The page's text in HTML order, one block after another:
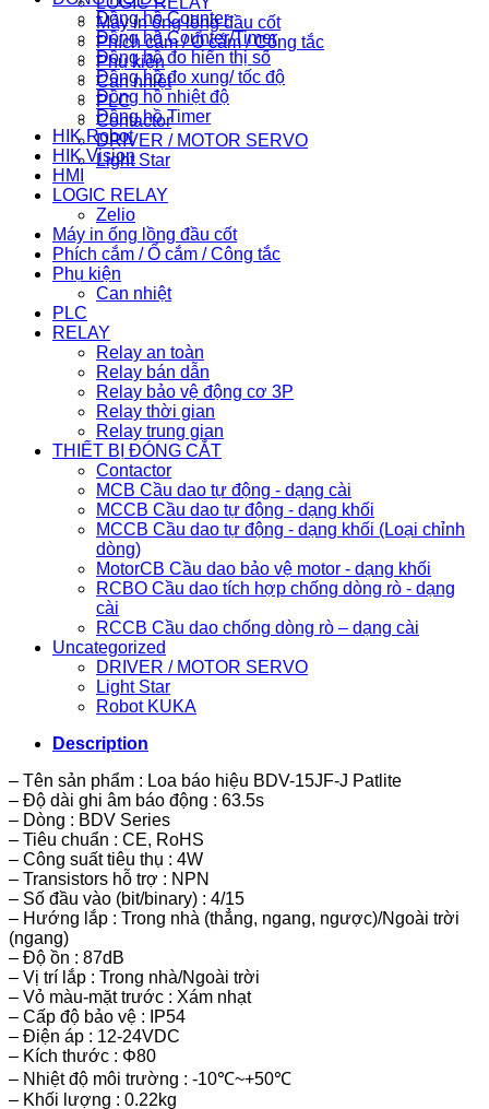
Máy in ống lồng đầu cốt
Phích cắm / Ổ cắm / Công tắc
Phụ kiện
Can nhiệt
PLC
Contactor
DRIVER / MOTOR SERVO
Light Star
Đồng hồ Counter
Đồng hồ Counter/Timer
Đồng hồ đo hiển thị số
Đồng hồ đo xung/ tốc độ
Đồng hồ nhiệt độ
Đồng hồ Timer
HIK Robot
HIK Vision
HMI
LOGIC RELAY
Zelio
Máy in ống lồng đầu cốt
Phích cắm / Ổ cắm / Công tắc
Phụ kiện
Can nhiệt
PLC
RELAY
Relay an toàn
Relay bán dẫn
Relay bảo vệ động cơ 3P
Relay thời gian
Relay trung gian
THIẾT BỊ ĐÓNG CẮT
Contactor
MCB Cầu dao tự động - dạng cài
MCCB Cầu dao tự động - dạng khối
MCCB Cầu dao tự động - dạng khối (Loại chỉnh
dòng)
MotorCB Cầu dao bảo vệ motor - dạng khối
RCBO Cầu dao tích hợp chống dòng rò - dạng
cài
RCCB Cầu dao chống dòng rò – dạng cài
Uncategorized
DRIVER / MOTOR SERVO
Light Star
Robot KUKA
Description
– Tên sản phẩm : Loa báo hiệu BDV-15JF-J Patlite
– Độ dài ghi âm báo động : 63.5s
– Dòng : BDV Series
– Tiêu chuẩn : CE, RoHS
– Công suất tiêu thụ : 4W
– Transistors hỗ trợ : NPN
– Số đầu vào (bit/binary) : 4/15
– Hướng lắp : Trong nhà (thẳng, ngang, ngược)/Ngoài trời
(ngang)
– Độ ồn : 87dB
– Vị trí lắp : Trong nhà/Ngoài trời
– Vỏ màu-mặt trước : Xám nhạt
– Cấp độ bảo vệ : IP54
– Điện áp : 12-24VDC
– Kích thước : Φ80
– Nhiệt độ môi trường : -10℃~+50℃
– Khối lượng : 0.22kg